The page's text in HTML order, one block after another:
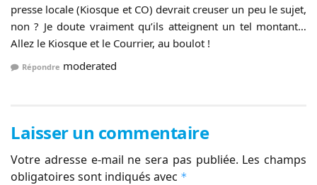
presse locale (Kiosque et CO) devrait creuser un peu le sujet,
non ? Je doute vraiment qu’ils atteignent un tel montant…
Allez le Kiosque et le Courrier, au boulot !
Répondre moderated
Laisser un commentaire
Votre adresse e-mail ne sera pas publiée. Les champs
obligatoires sont indiqués avec *